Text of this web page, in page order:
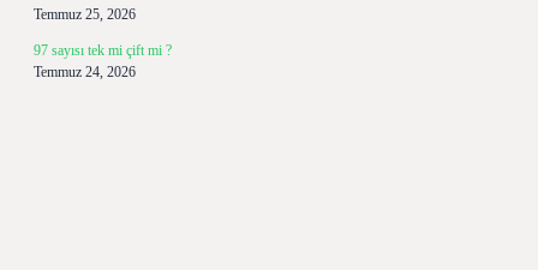
Temmuz 25, 2026
97 sayısı tek mi çift mi ?
Temmuz 24, 2026